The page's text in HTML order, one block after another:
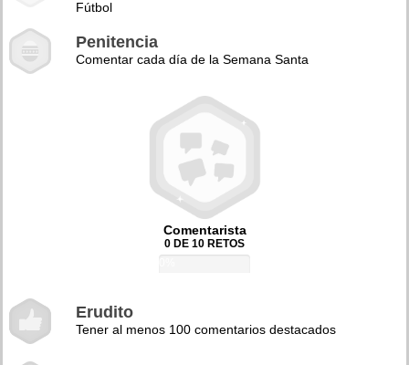
Fútbol
Penitencia
Comentar cada día de la Semana Santa
Comentarista
0 DE 10 RETOS
Erudito
Tener al menos 100 comentarios destacados